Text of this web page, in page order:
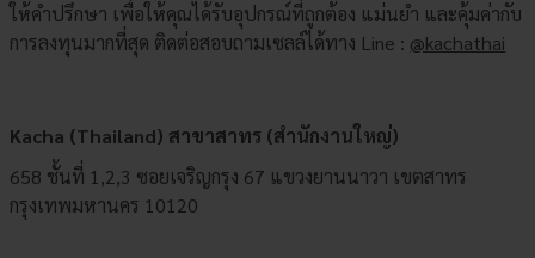
ให้คำปรึกษา เพื่อให้คุณได้รับอุปกรณ์ที่ถูกต้อง แม่นยำ และคุ้มค่ากับ
การลงทุนมากที่สุด ติดต่อสอบถามเซลล์ได้ทาง Line : @kachathai
Kacha (Thailand) สาขาสาทร (สำนักงานใหญ่)
658 ชั้นที่ 1,2,3 ซอยเจริญกรุง 67 แขวงยานนาวา เขตสาทร
กรุงเทพมหานคร 10120